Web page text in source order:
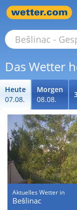
Das Wetter
Heute
07.08.
Morgen
08.08.
Aktuelles Wetter in
Bešlinac